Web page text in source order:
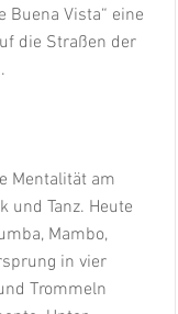
Buena Vista“ eine
die Straßen der
Mentalität am
und Tanz. Heute
Mambo,
in vier
Trommeln